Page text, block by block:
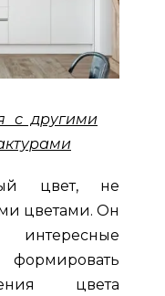
с другими
цвет, не
цветами. Он
интересные
цвета